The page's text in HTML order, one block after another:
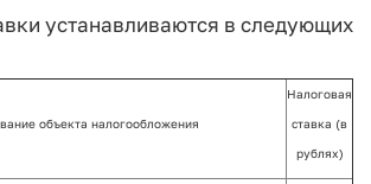
устанавливаются в следующих
объекта налогообложения
Налоговая
ставка (в
рублях)